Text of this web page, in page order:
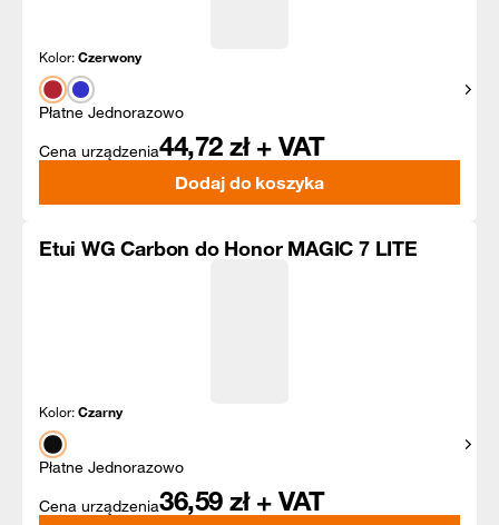
Kolor:Czerwony
Płatne Jednorazowo
Cena urządzenia44,72 zł + VAT
Dodaj do koszyka
Etui WG Carbon do Honor MAGIC 7 LITE
Kolor:Czarny
Płatne Jednorazowo
Cena urządzenia36,59 zł + VAT